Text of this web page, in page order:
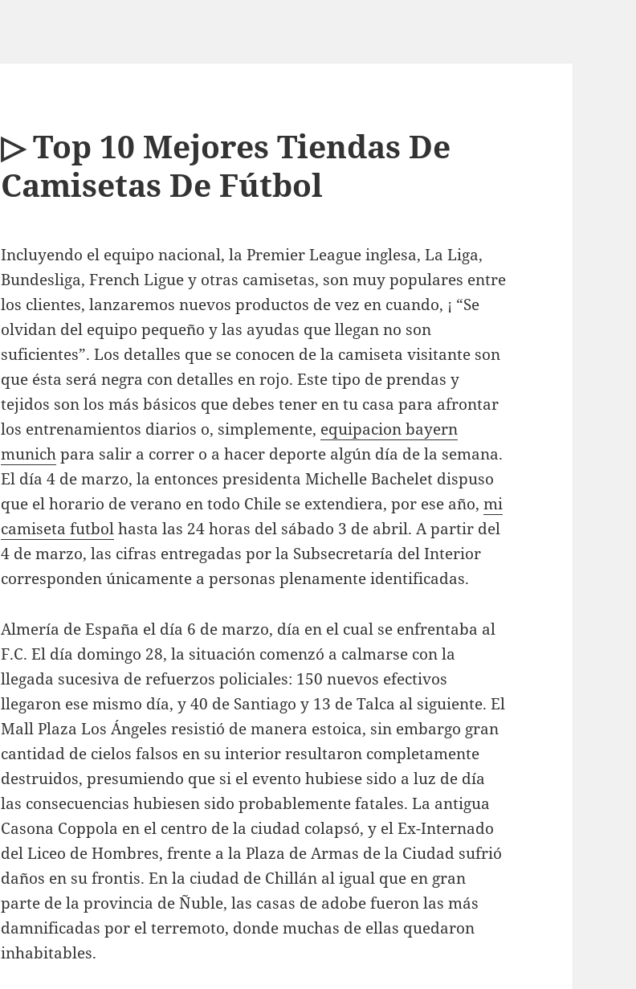
▷ Top 10 Mejores Tiendas De
Camisetas De Fútbol
Incluyendo el equipo nacional, la Premier League inglesa, La Liga,
Bundesliga, French Ligue y otras camisetas, son muy populares entre
los clientes, lanzaremos nuevos productos de vez en cuando, ¡ “Se
olvidan del equipo pequeño y las ayudas que llegan no son
suficientes”. Los detalles que se conocen de la camiseta visitante son
que ésta será negra con detalles en rojo. Este tipo de prendas y
tejidos son los más básicos que debes tener en tu casa para afrontar
los entrenamientos diarios o, simplemente, equipacion bayern
munichpara salir a correr o a hacer deporte algún día de la semana.
El día 4 de marzo, la entonces presidenta Michelle Bachelet dispuso
que el horario de verano en todo Chile se extendiera, por ese año,mi
camiseta futbolhasta las 24 horas del sábado 3 de abril. A partir del
4 de marzo, las cifras entregadas por la Subsecretaría del Interior
corresponden únicamente a personas plenamente identificadas.
Almería de España el día 6 de marzo, día en el cual se enfrentaba al
F.C. El día domingo 28, la situación comenzó a calmarse con la
llegada sucesiva de refuerzos policiales: 150 nuevos efectivos
llegaron ese mismo día, y 40 de Santiago y 13 de Talca al siguiente. El
Mall Plaza Los Ángeles resistió de manera estoica, sin embargo gran
cantidad de cielos falsos en su interior resultaron completamente
destruidos, presumiendo que si el evento hubiese sido a luz de día
las consecuencias hubiesen sido probablemente fatales. La antigua
Casona Coppola en el centro de la ciudad colapsó, y el Ex-Internado
del Liceo de Hombres, frente a la Plaza de Armas de la Ciudad sufrió
daños en su frontis. En la ciudad de Chillán al igual que en gran
parte de la provincia de Ñuble, las casas de adobe fueron las más
damnificadas por el terremoto, donde muchas de ellas quedaron
inhabitables.